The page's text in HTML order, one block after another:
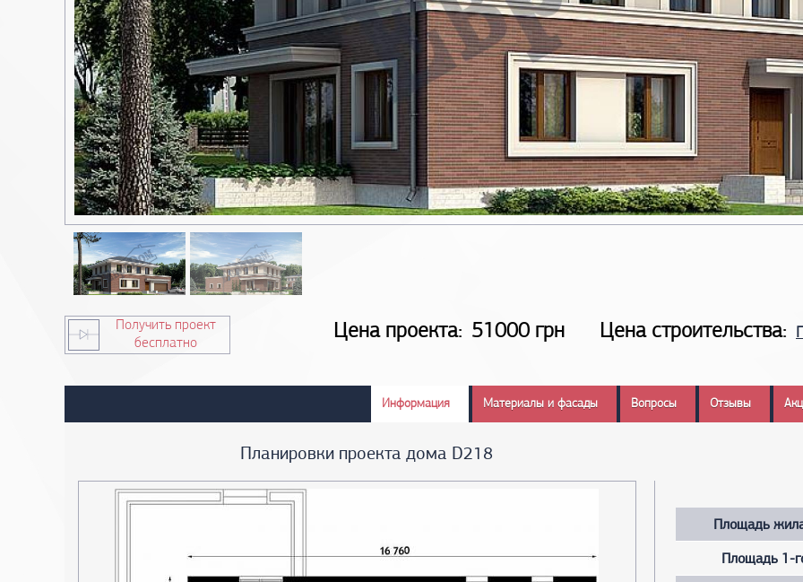
Получить проект
бесплатно
Цена проекта: 51000 грн Цена строительства:
Информация Материалы и фасады Вопросы Отзывы
Планировки проекта дома D218
Площадь
Площадь 1-